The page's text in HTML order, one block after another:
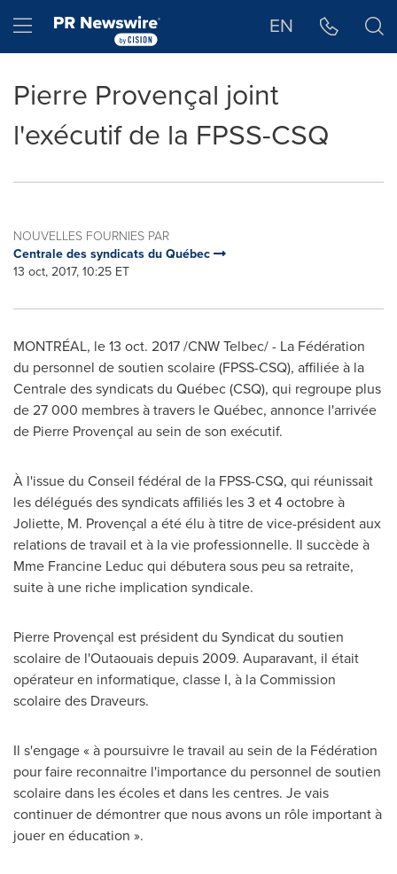
Hamburger menu EN
Pierre Provençal joint
l'exécutif de la FPSS-CSQ
NOUVELLES FOURNIES PAR
Centrale des syndicats du Québec
13 oct, 2017, 10:25 ET
MONTRÉAL, le13 oct. 2017/CNW Telbec/ - La Fédération
du personnel de soutien scolaire (FPSS-CSQ), affiliée à la
Centrale des syndicats du Québec (CSQ), qui regroupe plus
de 27 000 membres à travers le Québec, annonce l'arrivée
de Pierre Provençal au sein de son exécutif.
À l'issue du Conseil fédéral de la FPSS-CSQ, qui réunissait
les délégués des syndicats affiliés les 3 et 4 octobre à
Joliette, M. Provençal a été élu à titre de vice-président aux
relations de travail et à la vie professionnelle. Il succède à
Mme Francine Leducqui débutera sous peu sa retraite,
suite à une riche implication syndicale.
Pierre Provençal est président du Syndicat du soutien
scolaire de l'Outaouais depuis 2009. Auparavant, il était
opérateur en informatique, classe I, à la Commission
scolaire des Draveurs.
Il s'engage « à poursuivre le travail au sein de la Fédération
pour faire reconnaitre l'importance du personnel de soutien
scolaire dans les écoles et dans les centres. Je vais
continuer de démontrer que nous avons un rôle important à
jouer en éducation ».